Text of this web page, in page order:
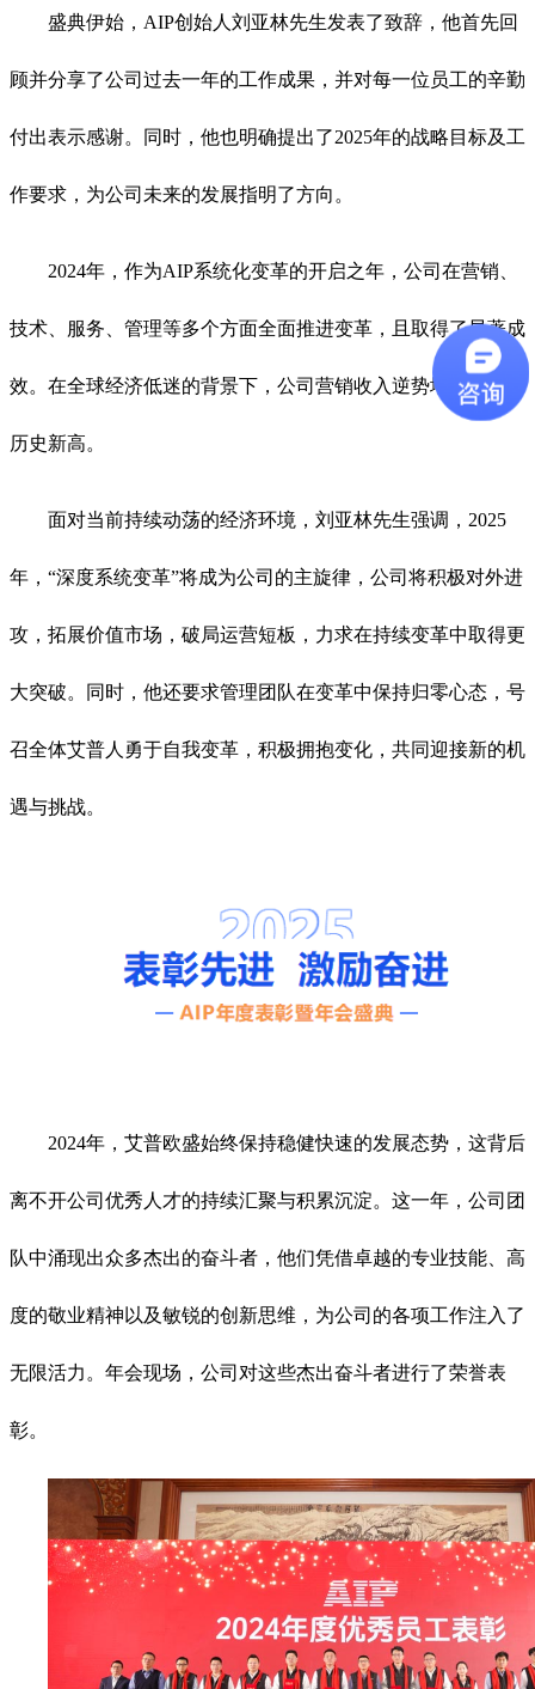
盛典伊始，AIP创始人刘亚林先生发表了致辞，他首先回
顾并分享了公司过去一年的工作成果，并对每一位员工的辛勤
付出表示感谢。同时，他也明确提出了2025年的战略目标及工
作要求，为公司未来的发展指明了方向。
2024年，作为AIP系统化变革的开启之年，公司在营销、
技术、服务、管理等多个方面全面推进变革，且取得了显著成
效。在全球经济低迷的背景下，公司营销收入逆势增长，再创
历史新高。
面对当前持续动荡的经济环境，刘亚林先生强调，2025
年，“深度系统变革”将成为公司的主旋律，公司将积极对外进
攻，拓展价值市场，破局运营短板，力求在持续变革中取得更
大突破。同时，他还要求管理团队在变革中保持归零心态，号
召全体艾普人勇于自我变革，积极拥抱变化，共同迎接新的机
遇与挑战。
2024年，艾普欧盛始终保持稳健快速的发展态势，这背后
离不开公司优秀人才的持续汇聚与积累沉淀。这一年，公司团
队中涌现出众多杰出的奋斗者，他们凭借卓越的专业技能、高
度的敬业精神以及敏锐的创新思维，为公司的各项工作注入了
无限活力。年会现场，公司对这些杰出奋斗者进行了荣誉表
彰。